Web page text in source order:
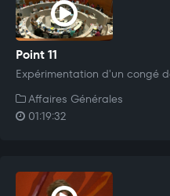
Point 11
Expérimentation d'un congé
Affaires Générales
01:19:32